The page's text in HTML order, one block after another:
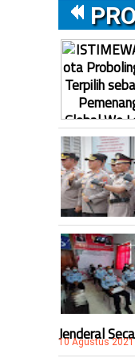
Jenderal
10 Agustus 2021